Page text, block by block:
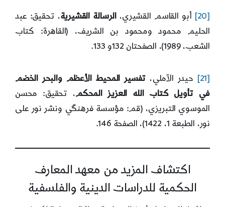
[20] أبو القاسم القشيري،الرسالة القشيرية، تحقيق: عبد
الحليم محمود ومحمود بن الشريف، (القاهرة: كتاب
الشعب، 1989)، الصفحتان 132و 133.
[21] حيدر الآملي، تفسير المحيط الأعظم والبحر الخضم
في تأويل كتاب الله العزيز المحكم، تحقيق: محسن
الموسوي التبريزي، (قم: مؤسسة فرهنگي ونشر نور على
نور، الطبعة 1، 1422)، الصفحة 146.
اكتشاف المزيد من معهد المعارف
الحكمية للدراسات الدينية والفلسفية